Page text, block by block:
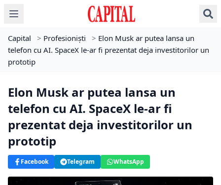
Capital > Profesioniști > Elon Musk ar putea lansa un
telefon cu AI. SpaceX le-ar fi prezentat deja investitorilor un
prototip
Elon Musk ar putea lansa un
telefon cu AI. SpaceX le-ar fi
prezentat deja investitorilor un
prototip
Facebook Telegram WhatsApp